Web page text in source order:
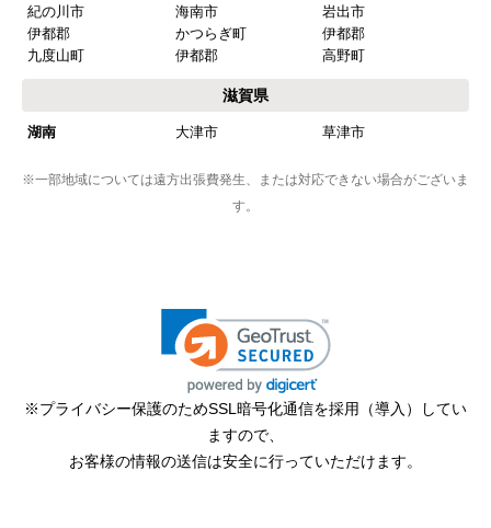
紀の川市
海南市
岩出市
伊都郡
かつらぎ町
伊都郡
九度山町
伊都郡 高野町
滋賀県
湖南 大津市 草津市
※一部地域については遠方出張費発生、または対応できない場合がございま
す。
※プライバシー保護のためSSL暗号化通信を採用（導入）してい
ますので、
お客様の情報の送信は安全に行っていただけます。